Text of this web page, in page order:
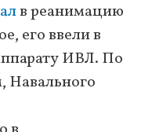
в реанимацию
его ввели в
ИВЛ. По
Навального